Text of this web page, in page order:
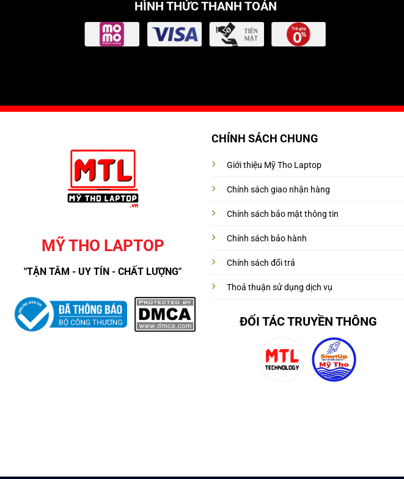
HÌNH THỨC THANH TOÁN
MỸ THO LAPTOP
"TẬN TÂM - UY TÍN - CHẤT LƯỢNG"
CHÍNH SÁCH CHUNG
Giới thiệu Mỹ Tho Laptop
Chính sách giao nhận hàng
Chính sách bảo mật thông tin
Chính sách bảo hành
Chính sách đổi trả
Thoả thuận sử dụng dịch vụ
ĐỐI TÁC TRUYỀN THÔNG